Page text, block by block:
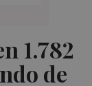
1.782
de